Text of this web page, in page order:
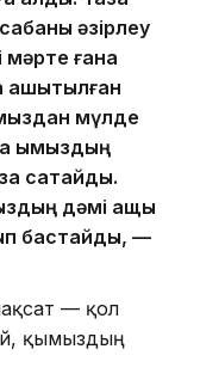
әзірлеу
мәрте ғана
ашытылған
мүлде
қымыздың
сақтайды.
дәмі ащы
бастайды, —
— қол
қымыздың